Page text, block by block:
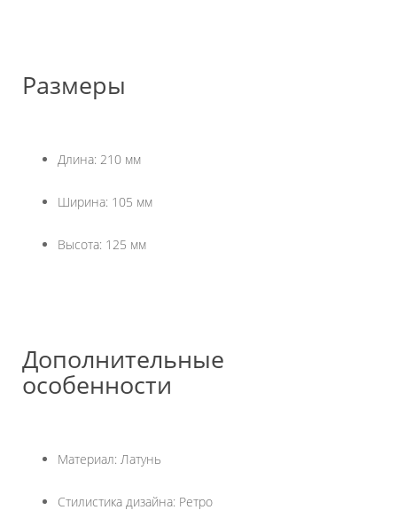
Размеры
Длина: 210 мм
Ширина: 105 мм
Высота: 125 мм
Дополнительные
особенности
Материал: Латунь
Стилистика дизайна: Ретро